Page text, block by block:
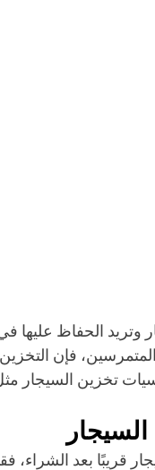
وتريد الحفاظ عليها
المتمرسين، فإن
تخزين السيجار
قريبًا بعد الشراء،